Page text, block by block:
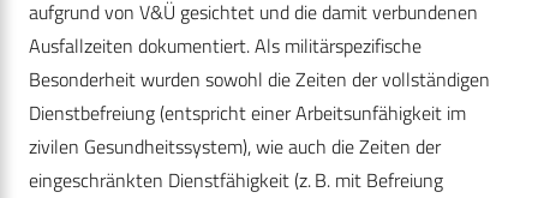
aufgrund von V&Ü gesichtet und die damit verbundenen
Ausfallzeiten dokumentiert. Als militärspezifische
Besonderheit wurden sowohl die Zeiten der vollständigen
Dienstbefreiung (entspricht einer Arbeitsunfähigkeit im
zivilen Gesundheitssystem), wie auch die Zeiten der
eingeschränkten Dienstfähigkeit (z. B. mit Befreiung